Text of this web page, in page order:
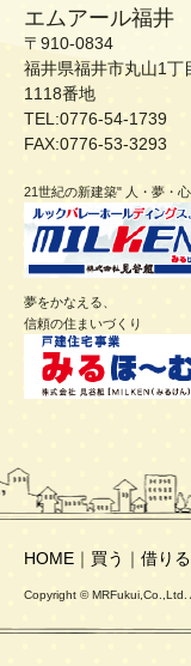
エムアール福井
〒910-0834
福井県福井市丸山1丁
1118番地
TEL:0776-54-1739
FAX:0776-53-3293
21世紀の新建築" 人・夢・
夢をかなえる、
信頼の住まいづくり
HOME ｜ 買う ｜ 借りる
Copyright © MRFukui,Co.,Ltd.